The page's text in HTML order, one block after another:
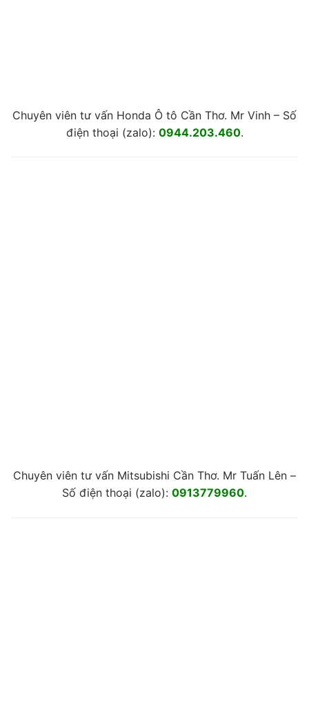
Chuyên viên tư vấn Honda Ô tô Cần Thơ. Mr Vinh – Số
điện thoại (zalo): 0944.203.460.
Chuyên viên tư vấn Mitsubishi Cần Thơ. Mr Tuấn Lên –
Số điện thoại (zalo): 0913779960.